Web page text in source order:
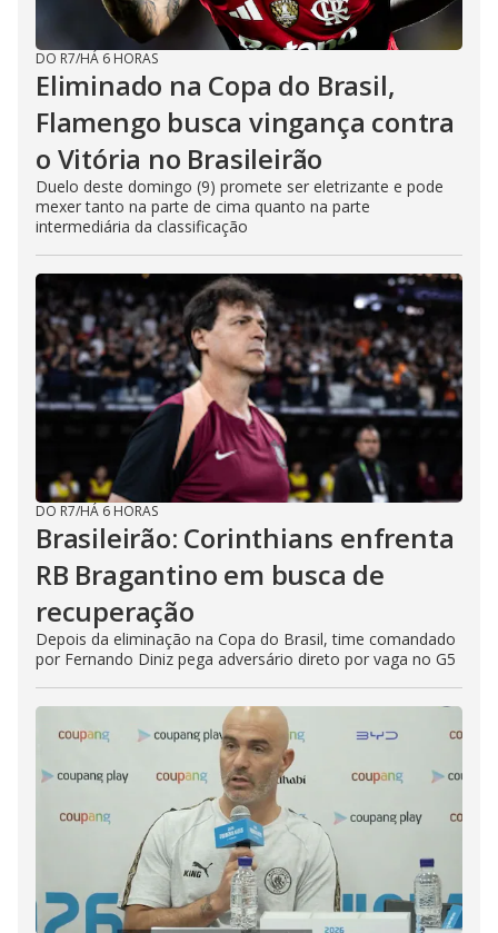
DO R7/HÁ 6 HORAS
Eliminado na Copa do Brasil,
Flamengo busca vingança contra
o Vitória no Brasileirão
Duelo deste domingo (9) promete ser eletrizante e pode
mexer tanto na parte de cima quanto na parte
intermediária da classificação
DO R7/HÁ 6 HORAS
Brasileirão: Corinthians enfrenta
RB Bragantino em busca de
recuperação
Depois da eliminação na Copa do Brasil, time comandado
por Fernando Diniz pega adversário direto por vaga no G5